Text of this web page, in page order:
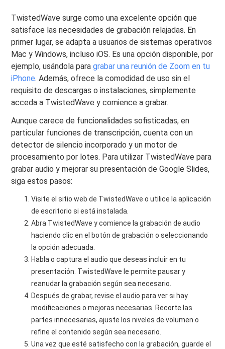
TwistedWave surge como una excelente opción que
satisface las necesidades de grabación relajadas. En
primer lugar, se adapta a usuarios de sistemas operativos
Mac y Windows, incluso iOS. Es una opción disponible, por
ejemplo, usándola paragrabar una reunión de Zoom en tu
iPhone. Además, ofrece la comodidad de uso sin el
requisito de descargas o instalaciones, simplemente
acceda a TwistedWave y comience a grabar.
Aunque carece de funcionalidades sofisticadas, en
particular funciones de transcripción, cuenta con un
detector de silencio incorporado y un motor de
procesamiento por lotes. Para utilizar TwistedWave para
grabar audio y mejorar su presentación de Google Slides,
siga estos pasos:
Visite el sitio web de TwistedWave o utilice la aplicación
de escritorio si está instalada.
Abra TwistedWave y comience la grabación de audio
haciendo clic en el botón de grabación o seleccionando
la opción adecuada.
Habla o captura el audio que deseas incluir en tu
presentación. TwistedWave le permite pausar y
reanudar la grabación según sea necesario.
Después de grabar, revise el audio para ver si hay
modificaciones o mejoras necesarias. Recorte las
partes innecesarias, ajuste los niveles de volumen o
refine el contenido según sea necesario.
Una vez que esté satisfecho con la grabación, guarde el